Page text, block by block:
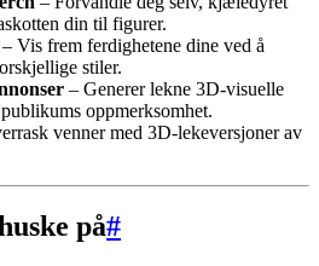
din til figurer.
– Vis frem ferdighetene dine ved å
stiler.
– Generer lekne 3D-visuelle
oppmerksomhet.
venner med 3D-lekeversjoner av
på#